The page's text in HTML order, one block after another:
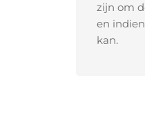
zijn om
en
kan.